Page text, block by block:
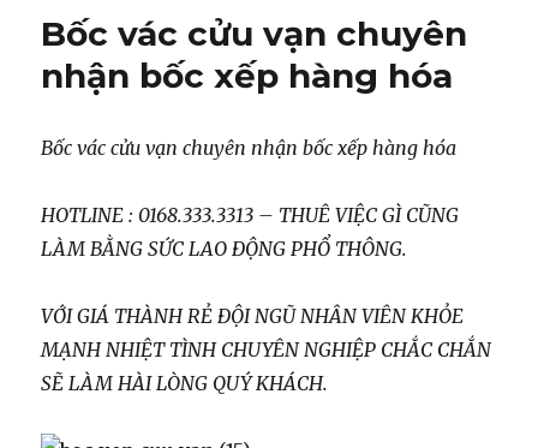
hàng
hóa
uy
an
toàn
rẻ
Bốc vác cửu vạn chuyên
nhận bốc xếp hàng hóa
Bốc vác cửu vạn chuyên nhận bốc xếp hàng hóa
HOTLINE : 0168.333.3313 – THUÊ VIỆC GÌ CŨNG
LÀM BẰNG SỨC LAO ĐỘNG PHỔ THÔNG.
VỚI GIÁ THÀNH RẺ ĐỘI NGŨ NHÂN VIÊN KHỎE
MẠNH NHIỆT TÌNH CHUYÊN NGHIỆP CHẮC CHẮN
SẼ LÀM HÀI LÒNG QUÝ KHÁCH.